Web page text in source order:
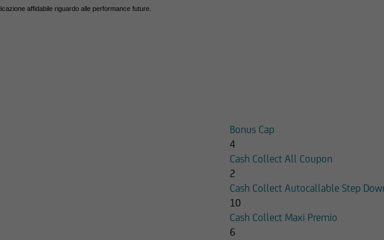
affidabile riguardo alle performance future.
Bonus Cap
4
Cash Collect All Coupon
2
Cash Collect Autocallable Step
10
Cash Collect Maxi Premio
6
in materia di investimenti; qualsiasi prodotto, strumento, servizio di investimento cui
l'utente dovrà leggere attentamente il prospetto informativo di riferimento,
pertinenti Final Terms/Condizioni Definitive sul sito web dell'emittente e dei
informazioni pubblicate sul Sito, ivi comprese quelle sui rischi, sul trattamento
costi relativi agli strumenti finanziari cui si riferiscono le informazioni pubblicate sul
pertanto necessariamente integrate con quelle contenute nei suddetti documenti.
Succursale di Milano non è in nessun caso responsabile delle decisioni di investimento
autonomamente dall'utente sulla base delle informazioni e documenti pubblicati sul